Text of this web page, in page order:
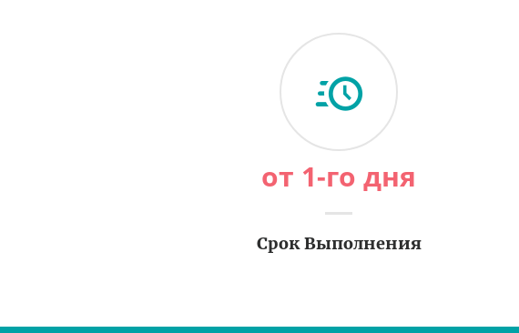
от 1-го дня
Срок Выполнения